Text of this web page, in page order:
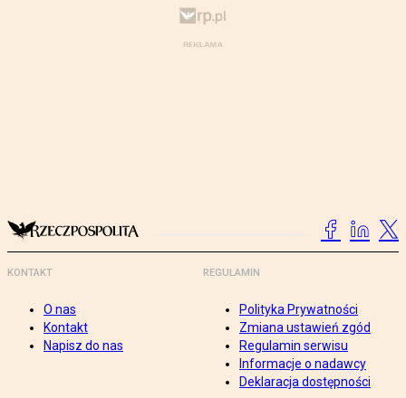
KONTAKT
O nas
Kontakt
Napisz do nas
REGULAMIN
Polityka Prywatności
Zmiana ustawień zgód
Regulamin serwisu
Informacje o nadawcy
Deklaracja dostępności